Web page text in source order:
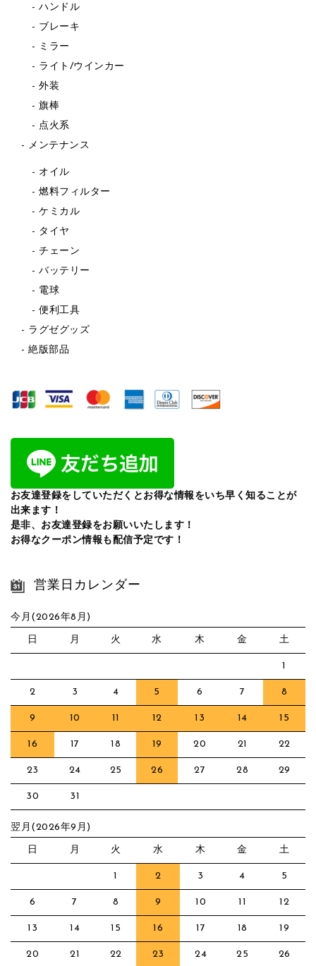
ハンドル
ブレーキ
ミラー
ライト/ウインカー
外装
旗棒
点火系
メンテナンス
オイル
燃料フィルター
ケミカル
タイヤ
チェーン
バッテリー
電球
便利工具
ラグゼグッズ
絶版部品
お友達登録をしていただくとお得な情報をいち早く知ることが
出来ます！
是非、お友達登録をお願いいたします！
お得なクーポン情報も配信予定です！
営業日カレンダー
今月(2026年8月)
日 月 火 水 木 金 土
1
2 3 4 5 6 7 8
9 10 11 12 13 14 15
16 17 18 19 20 21 22
23 24 25 26 27 28 29
30 31
翌月(2026年9月)
日 月 火 水 木 金 土
1 2 3 4 5
6 7 8 9 10 11 12
13 14 15 16 17 18 19
20 21 22 23 24 25 26